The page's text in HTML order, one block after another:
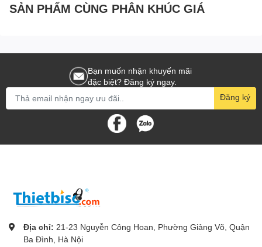
SẢN PHẨM CÙNG PHÂN KHÚC GIÁ
Bạn muốn nhận khuyến mãi
đặc biệt? Đăng ký ngay.
Đăng ký
Địa chỉ: 21-23 Nguyễn Công Hoan, Phường Giảng Võ, Quận
Ba Đình, Hà Nội